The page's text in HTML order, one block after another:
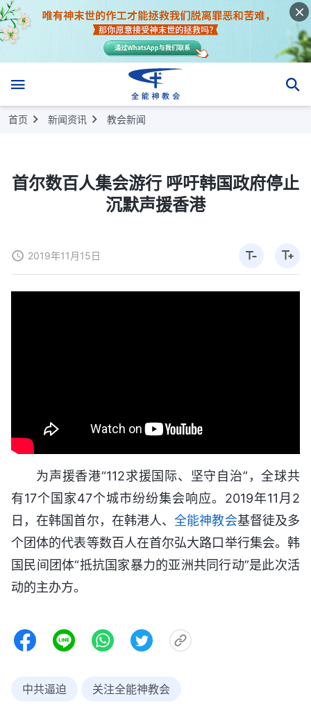
首页 新闻资讯 教会新闻
首尔数百人集会游行 呼吁韩国政府停止
沉默声援香港
2019年11月15日
为声援香港“112求援国际、坚守自治”，全球共
有17个国家47个城市纷纷集会响应。2019年11月2
日，在韩国首尔，在韩港人、全能神教会基督徒及多
个团体的代表等数百人在首尔弘大路口举行集会。韩
国民间团体“抵抗国家暴力的亚洲共同行动”是此次活
动的主办方。
中共逼迫 关注全能神教会